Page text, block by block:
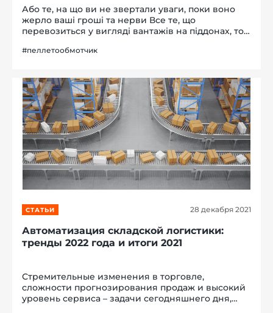
Або те, на що ви не звертали уваги, поки воно
жерло ваші гроші та нерви Все те, що
перевозиться у вигляді вантажів на піддонах, то є
стареньким як світ стандартом ГОСТ 26663-85
#пеллетообмотчик
СТАТЬИ 28 декабря 2021
Автоматизация складской логистики:
тренды 2022 года и итоги 2021
Стремительные изменения в торговле,
сложности прогнозирования продаж и высокий
уровень сервиса – задачи сегодняшнего дня,